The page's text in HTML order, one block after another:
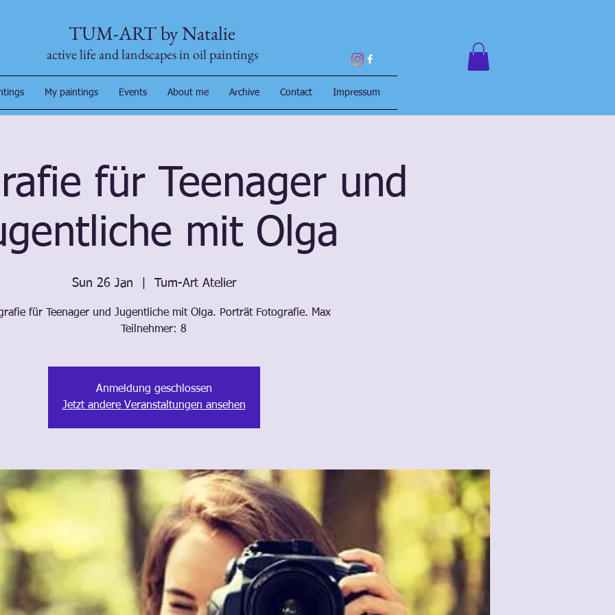
TUM-ART by Natalie
active life and landscapes in oil paintings
My paintings Events About me Archive Contact Impressum
für Teenager und
mit Olga
Sun 26 Jan Tum-Art Atelier
für Teenager und Jugentliche mit Olga. Porträt Fotografie. Max
Teilnehmer: 8
Anmeldung geschlossen
Jetzt andere Veranstaltungen ansehen